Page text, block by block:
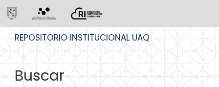
REPOSITORIO INSTITUCIONAL UAQ
Buscar